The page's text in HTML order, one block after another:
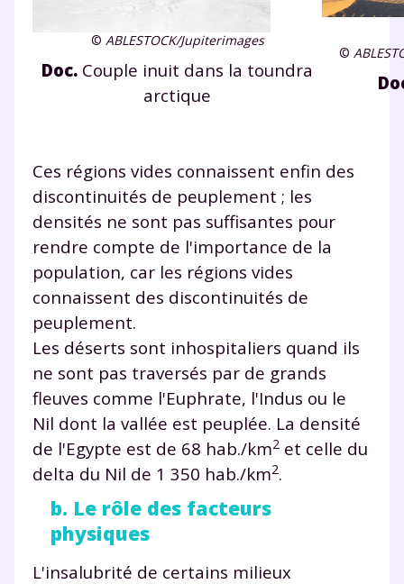
© ABLESTOCK/Jupiterimages
Doc. Couple inuit dans la toundra
arctique
©
Ces régions vides connaissent enfin des
discontinuités de peuplement ; les
densités ne sont pas suffisantes pour
rendre compte de l'importance de la
population, car les régions vides
connaissent des discontinuités de
peuplement.
Les déserts sont inhospitaliers quand ils
ne sont pas traversés par de grands
fleuves comme l'Euphrate, l'Indus ou le
Nil dont la vallée est peuplée. La densité
de l'Egypte est de 68 hab./km2 et celle du
delta du Nil de 1 350 hab./km2.
b. Le rôle des facteurs
physiques
L'insalubrité de certains milieux